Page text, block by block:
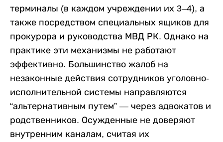
терминалы (в каждом учреждении их 3–4), а
также посредством специальных ящиков для
прокурора и руководства МВД РК. Однако на
практике эти механизмы не работают
эффективно. Большинство жалоб на
незаконные действия сотрудников уголовно-
исполнительной системы направляются
“альтернативным путем” — через адвокатов и
родственников. Осужденные не доверяют
внутренним каналам, считая их